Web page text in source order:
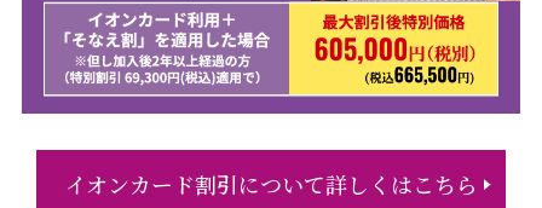
イオンカード割引について詳しくはこちら